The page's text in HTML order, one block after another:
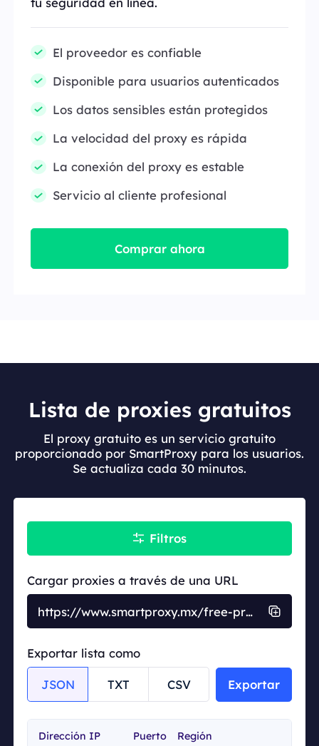
El proveedor es confiable
Disponible para usuarios autenticados
Los datos sensibles están protegidos
La velocidad del proxy es rápida
La conexión del proxy es estable
Servicio al cliente profesional
Comprar ahora
Lista de proxies gratuitos
El proxy gratuito es un servicio gratuito
proporcionado por SmartProxy para los usuarios.
Se actualiza cada 30 minutos.
Filtros
Cargar proxies a través de una URL
https://www.smartproxy.mx/free-prox
y-directory/list?country_code=&prot
peed=&google_passed=&asn=&page
_size=20&page=1
Exportar lista como
JSON TXT CSV Exportar
Dirección IP Puerto Región